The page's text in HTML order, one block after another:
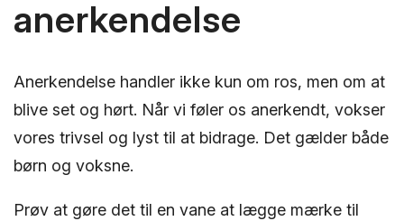
anerkendelse
Anerkendelse handler ikke kun om ros, men om at
blive set og hørt. Når vi føler os anerkendt, vokser
vores trivsel og lyst til at bidrage. Det gælder både
børn og voksne.
Prøv at gøre det til en vane at lægge mærke til